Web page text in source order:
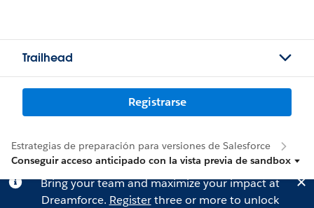
Trailhead
Registrarse
Estrategias de preparación para versiones de Salesforce
Conseguir acceso anticipado con la vista previa de sandbox
Bring your team and maximize your impact at
Dreamforce. Registerthree or more to unlock